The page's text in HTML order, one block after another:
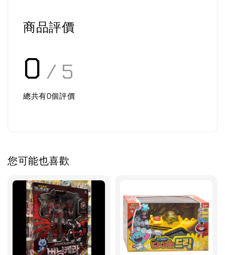
商品評價
0 / 5
總共有0個評價
您可能也喜歡